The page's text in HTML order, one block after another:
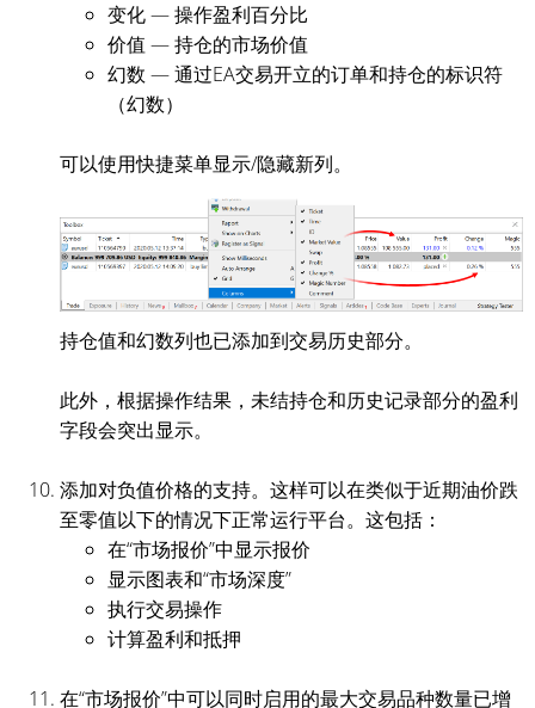
变化 — 操作盈利百分比
价值 — 持仓的市场价值
幻数 — 通过EA交易开立的订单和持仓的标识符
（幻数）
可以使用快捷菜单显示/隐藏新列。
持仓值和幻数列也已添加到交易历史部分。
此外，根据操作结果，未结持仓和历史记录部分的盈利
字段会突出显示。
添加对负值价格的支持。这样可以在类似于近期油价跌
至零值以下的情况下正常运行平台。这包括：
在“市场报价”中显示报价
显示图表和“市场深度”
执行交易操作
计算盈利和抵押
在“市场报价”中可以同时启用的最大交易品种数量已增